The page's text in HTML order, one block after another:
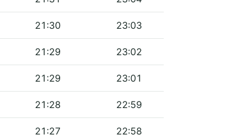
21:30 23:03
21:29 23:02
21:29 23:01
21:28 22:59
21:27 22:58